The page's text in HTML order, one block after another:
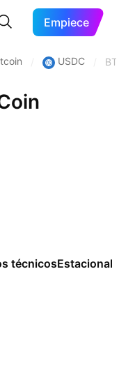
Empiece
USDC
técnicos